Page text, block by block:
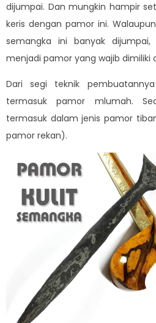
dijumpai. Dan mungkin hampir
keris dengan pamor ini.
semangka ini banyak
menjadi pamor yang wajib dimiliki
Dari segi teknik
termasuk pamor mlumah.
termasuk dalam jenis pamor
pamor rekan).